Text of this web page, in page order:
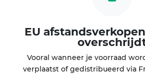
EU
Vooral wanneer je voorraad
verplaatst of gedistribueerd via